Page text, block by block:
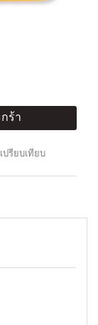
ร้า
ปรียบเทียบ